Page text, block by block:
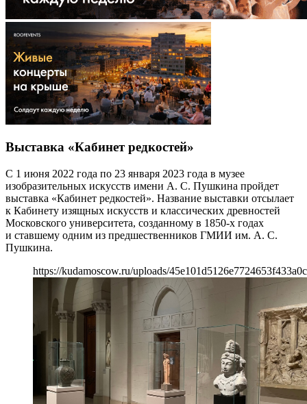
Выставка «Кабинет редкостей»
С 1 июня 2022 года по 23 января 2023 года в музее
изобразительных искусств имени А. С. Пушкина пройдет
выставка «Кабинет редкостей». Название выставки отсылает
к Кабинету изящных искусств и классических древностей
Московского университета, созданному в 1850-х годах
и ставшему одним из предшественников ГМИИ им. А. С.
Пушкина.
https://kudamoscow.ru/uploads/